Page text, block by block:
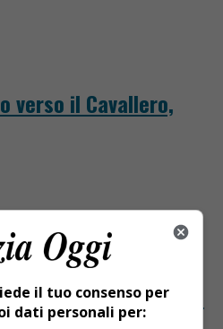
verso il Cavallero,
per 460 dipendenti:
il tuo consenso per
dati personali per: